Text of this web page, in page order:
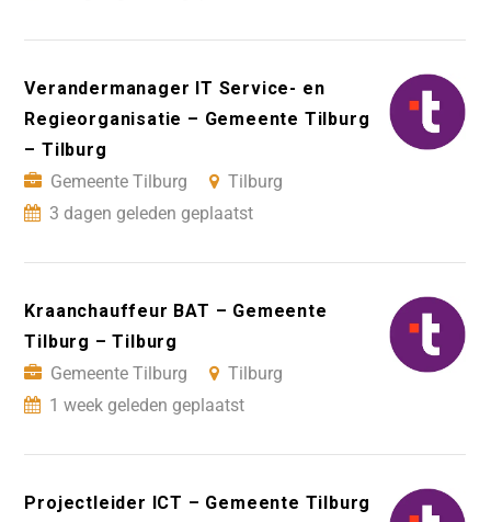
Verandermanager IT Service- en
Regieorganisatie – Gemeente Tilburg
– Tilburg
Gemeente Tilburg
Tilburg
3 dagen geleden geplaatst
Kraanchauffeur BAT – Gemeente
Tilburg – Tilburg
Gemeente Tilburg
Tilburg
1 week geleden geplaatst
Projectleider ICT – Gemeente Tilburg